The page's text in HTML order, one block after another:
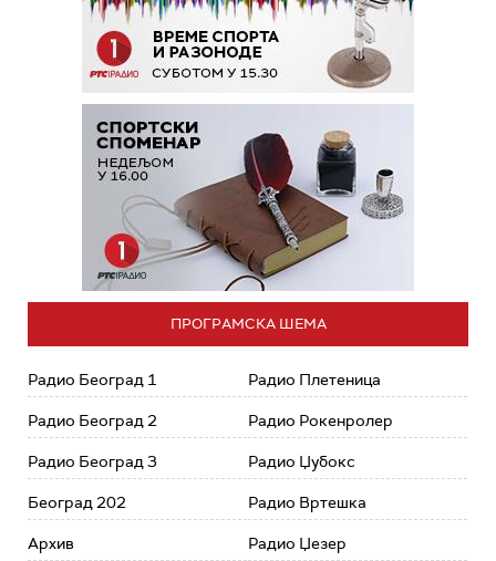
ПРОГРАМСКА ШЕМА
Радио Београд 1
Радио Београд 2
Радио Београд 3
Београд 202
Архив
Радио Плетеница
Радио Рокенролер
Радио Џубокс
Радио Вртешка
Радио Џезер